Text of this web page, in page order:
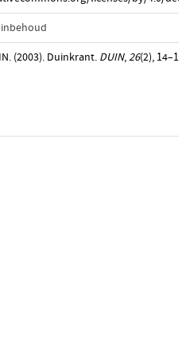
(2003). Duinkrant. DUIN,26(2),